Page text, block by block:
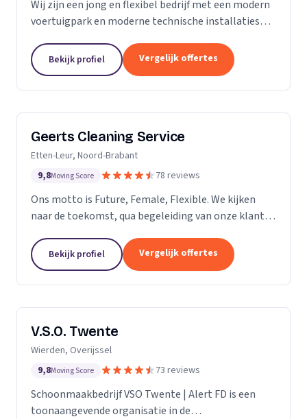
Wij zijn een jong en flexibel bedrijf met een modern
voertuigpark en moderne technische installaties
zowel voor Particulier als zakelijke klanten....
Bekijk profiel Vergelijk offertes
Geerts Cleaning Service
Etten-Leur, Noord-Brabant
9,8Moving Score 78 reviews
Ons motto is Future, Female, Flexible. We kijken
naar de toekomst, qua begeleiding van onze klanten
vrouwelijke ondernemers behandelen wij ons
personeel...
Bekijk profiel Vergelijk offertes
V.S.O. Twente
Wierden, Overijssel
9,8Moving Score 73 reviews
Schoonmaakbedrijf VSO Twente | Alert FD is een
toonaangevende organisatie in de